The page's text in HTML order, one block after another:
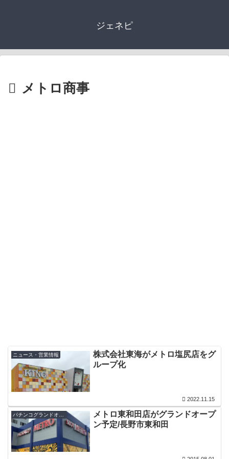
ジェネピ
メトロ商事
ニュース・営業情報
株式会社東海がメトロ塩尻店をグ
ループ化
2022.11.15
パチンコグランドオープン・オープン日
メトロ東和田店がグランドオープ
ン予定/長野市東和田